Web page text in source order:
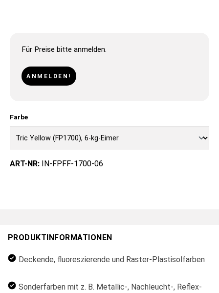
Für Preise bitte anmelden.
ANMELDEN!
Farbe
ART-NR: IN-FPFF-1700-06
PRODUKTINFORMATIONEN
Deckende, fluoreszierende und Raster-Plastisolfarben
Sonderfarben mit z. B. Metallic-, Nachleucht-, Reflex-